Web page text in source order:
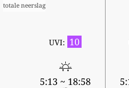
totale neerslag
UVI: 10
5:13 ~ 18:58